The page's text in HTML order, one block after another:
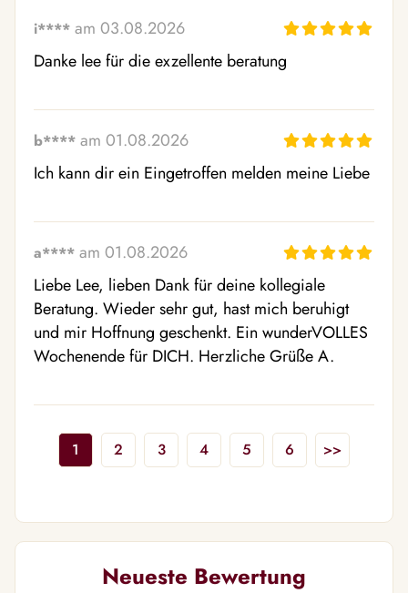
i**** am 03.08.2026
Danke lee für die exzellente beratung
b**** am 01.08.2026
Ich kann dir ein Eingetroffen melden meine Liebe
a**** am 01.08.2026
Liebe Lee, lieben Dank für deine kollegiale
Beratung. Wieder sehr gut, hast mich beruhigt
und mir Hoffnung geschenkt. Ein wunderVOLLES
Wochenende für DICH. Herzliche Grüße A.
1 2 3 4 5 6 >>
Neueste Bewertung